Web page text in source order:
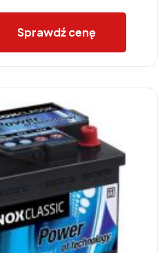
Sprawdź cenę